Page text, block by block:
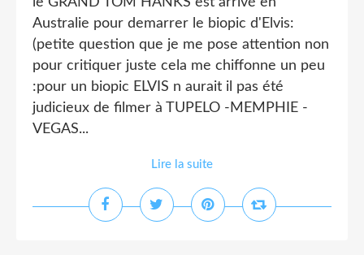
Australie pour demarrer le biopic d'Elvis:
(petite question que je me pose attention non
pour critiquer juste cela me chiffonne un peu
:pour un biopic ELVIS n aurait il pas été
judicieux de filmer à TUPELO -MEMPHIE -
VEGAS...
Lire la suite